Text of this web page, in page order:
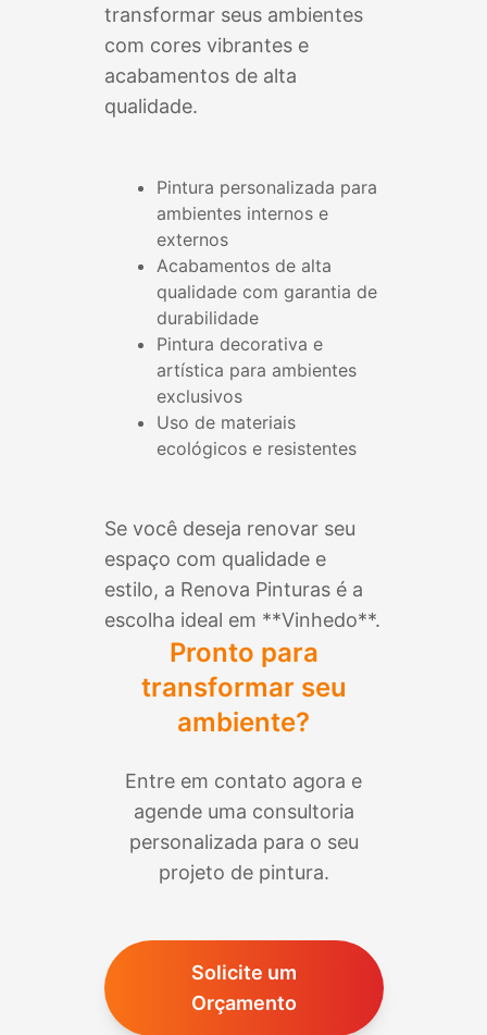
transformar seus ambientes
com cores vibrantes e
acabamentos de alta
qualidade.
Pintura personalizada para
ambientes internos e
externos
Acabamentos de alta
qualidade com garantia de
durabilidade
Pintura decorativa e
artística para ambientes
exclusivos
Uso de materiais
ecológicos e resistentes
Se você deseja renovar seu
espaço com qualidade e
estilo, a Renova Pinturas é a
escolha ideal em **Vinhedo**.
Pronto para
transformar seu
ambiente?
Entre em contato agora e
agende uma consultoria
personalizada para o seu
projeto de pintura.
Solicite um
Orçamento